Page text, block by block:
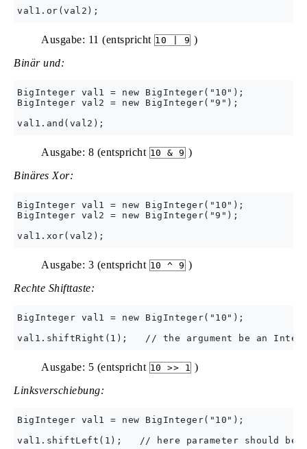
Ausgabe: 11 (entspricht 10 | 9 )
Binär und:
BigInteger val1 = new BigInteger("10");
BigInteger val2 = new BigInteger("9");
Ausgabe: 8 (entspricht 10 & 9 )
Binäres Xor:
BigInteger val1 = new BigInteger("10");
BigInteger val2 = new BigInteger("9");
Ausgabe: 3 (entspricht 10 ^ 9 )
Rechte Shifttaste:
BigInteger val1 = new BigInteger("10");
Ausgabe: 5 (entspricht 10 >> 1 )
Linksverschiebung:
BigInteger val1 = new BigInteger("10");